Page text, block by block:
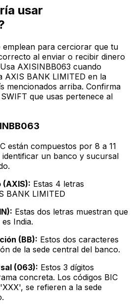
usar
emplean para cerciorar que tu
al enviar o recibir dinero
AXISINBB063 cuando
AXIS BANK LIMITED en la
mencionados arriba. Confirma
que usas pertenece al
están compuestos por 8 a 11
un banco y sucursal
(AXIS): Estas 4 letras
BANK LIMITED
Estas dos letras muestran que
India.
(BB): Estos dos caracteres
de la sede central del banco.
(063): Estos 3 dígitos
concreta. Los códigos BIC
se refieren a la sede